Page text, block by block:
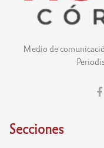
Medio de
Secciones